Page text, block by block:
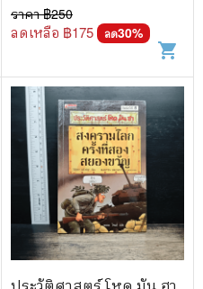
ราคา ฿250
ลดเหลือ ฿175 ลด30%
shopping_cart
ประวัติศาสตร์ โหด มัน ฮา